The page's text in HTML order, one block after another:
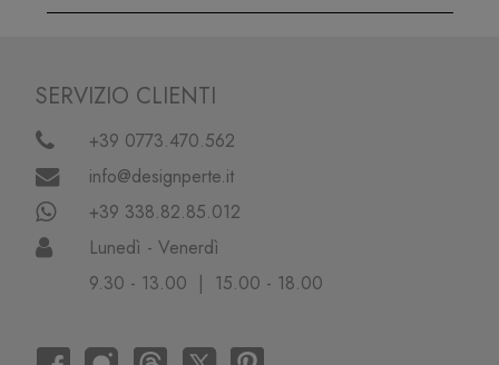
SERVIZIO CLIENTI
+39 0773.470.562
info@designperte.it
+39 338.82.85.012
Lunedì - Venerdì
9.30 - 13.00 | 15.00 - 18.00